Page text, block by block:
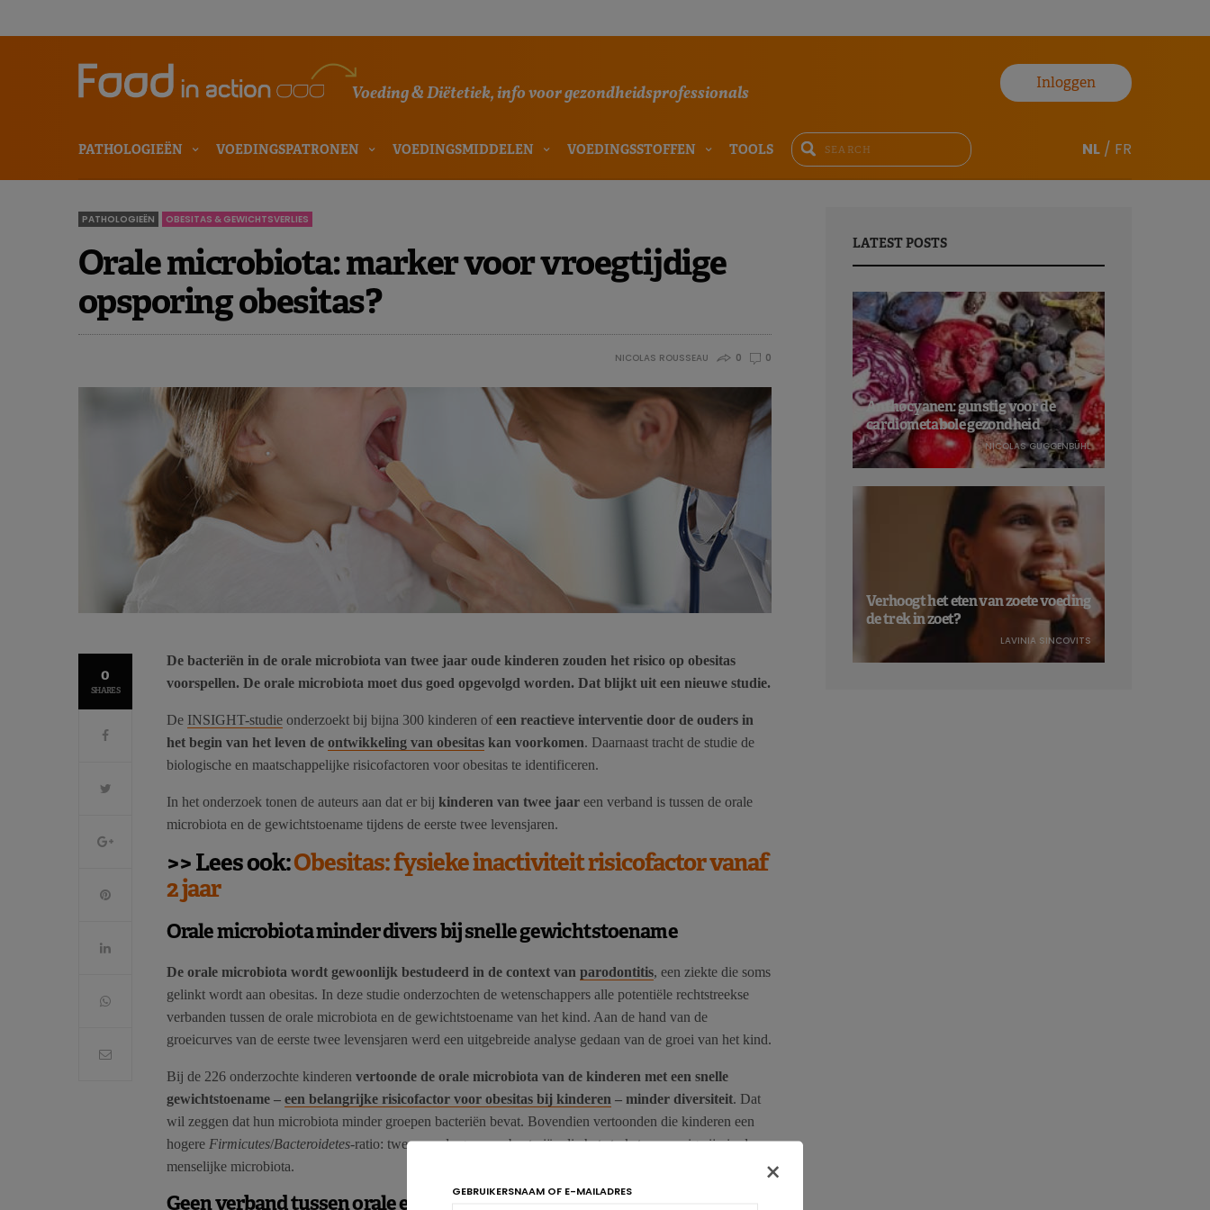
Voeding & Diëtetiek, info voor gezondheidsprofessionals
Inloggen
PATHOLOGIEËN VOEDINGSPATRONEN VOEDINGSMIDDELEN VOEDINGSSTOFFEN TOOLS NL / FR
PATHOLOGIEËN OBESITAS & GEWICHTSVERLIES
Orale microbiota: marker voor vroegtijdige
opsporing obesitas?
NICOLAS ROUSSEAU 0 0
0
SHARES
De bacteriën in de orale microbiota van twee jaar oude kinderen zouden het risico op obesitas
voorspellen. De orale microbiota moet dus goed opgevolgd worden. Dat blijkt uit een nieuwe studie.
De INSIGHT-studie onderzoekt bij bijna 300 kinderen ofeen reactieve interventie door de ouders in
het begin van het leven de ontwikkeling van obesitas kan voorkomen. Daarnaast tracht de studie de
biologische en maatschappelijke risicofactoren voor obesitas te identificeren.
In het onderzoek tonen de auteurs aan dat er bij kinderen van twee jaar een verband is tussen de orale
microbiota en de gewichtstoename tijdens de eerste twee levensjaren.
>> Lees ook:Obesitas: fysieke inactiviteit risicofactor vanaf
2 jaar
Orale microbiota minder divers bij snelle gewichtstoename
De orale microbiota wordt gewoonlijk bestudeerd in de context van parodontitis, een ziekte die soms
gelinkt wordt aan obesitas. In deze studie onderzochten de wetenschappers alle potentiële rechtstreekse
verbanden tussen de orale microbiota en de gewichtstoename van het kind. Aan de hand van de
groeicurves van de eerste twee levensjaren werd een uitgebreide analyse gedaan van de groei van het kind.
Bij de 226 onderzochte kinderen vertoonde de orale microbiota van de kinderen met een snelle
gewichtstoename – een belangrijke risicofactor voor obesitas bij kinderen – minder diversiteit. Dat
wil zeggen dat hun microbiota minder groepen bacteriën bevat. Bovendien vertoonden die kinderen een
hogere Firmicutes/Bacteroidetes-ratio: twee van de groepen bacteriën die het sterkst aanwezig zijn in de
menselijke microbiota.
Geen verband tussen orale en darmmicrobiota
LATEST POSTS
Anthocyanen: gunstig voor de
cardiometabole gezondheid
NICOLAS GUGGENBÜHL
Verhoogt het eten van zoete voeding
de trek in zoet?
LAVINIA SINCOVITS
×
GEBRUIKERSNAAM OF E-MAILADRES